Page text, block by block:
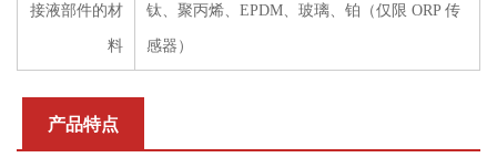
接液部件的材
料
钛、聚丙烯、EPDM、玻璃、铂（仅限 ORP 传
感器）
产品特点